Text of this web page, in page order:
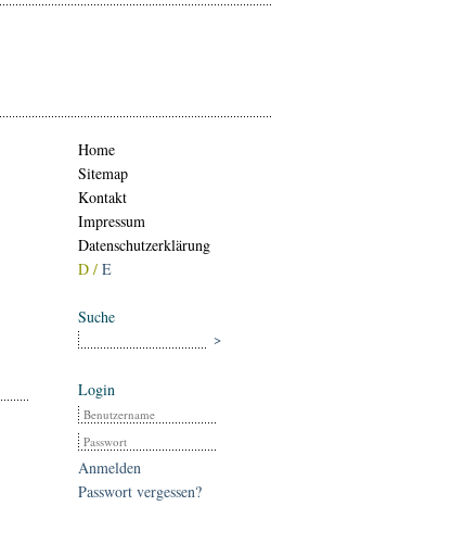
Home
Sitemap
Kontakt
Impressum
Datenschutzerklärung
D / E
Suche
Login
Anmelden
Passwort vergessen?